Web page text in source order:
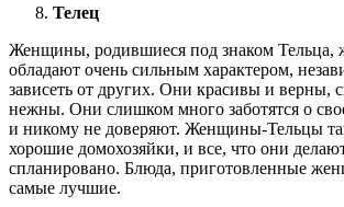
Телец
Женщины, родившиеся под знаком Тельца,
обладают очень сильным характером,
зависеть от других. Они красивы и верны,
нежны. Они слишком много заботятся о
и никому не доверяют. Женщины-Тельцы
хорошие домохозяйки, и все, что они
спланировано. Блюда, приготовленные
самые лучшие.